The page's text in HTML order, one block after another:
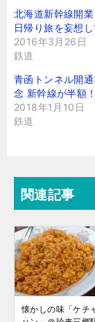
北海道新幹線開
日帰り旅を妄想
2016年3月26日
鉄道
青函トンネル開
念 新幹線が半額！
2018年1月10日
鉄道
関連記事
懐かしの味「ケチ